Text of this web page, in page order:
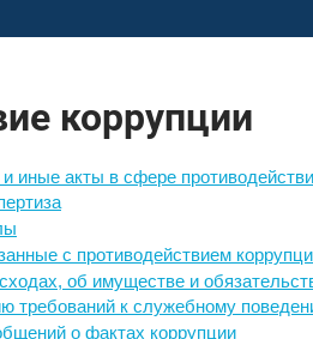
коррупции
иные акты в сфере
с противодействием
об имуществе и
требований к служебному
о фактах коррупции